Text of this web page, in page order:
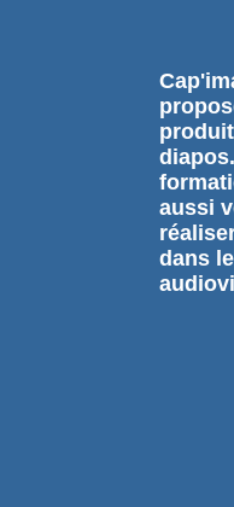
aussi
dans